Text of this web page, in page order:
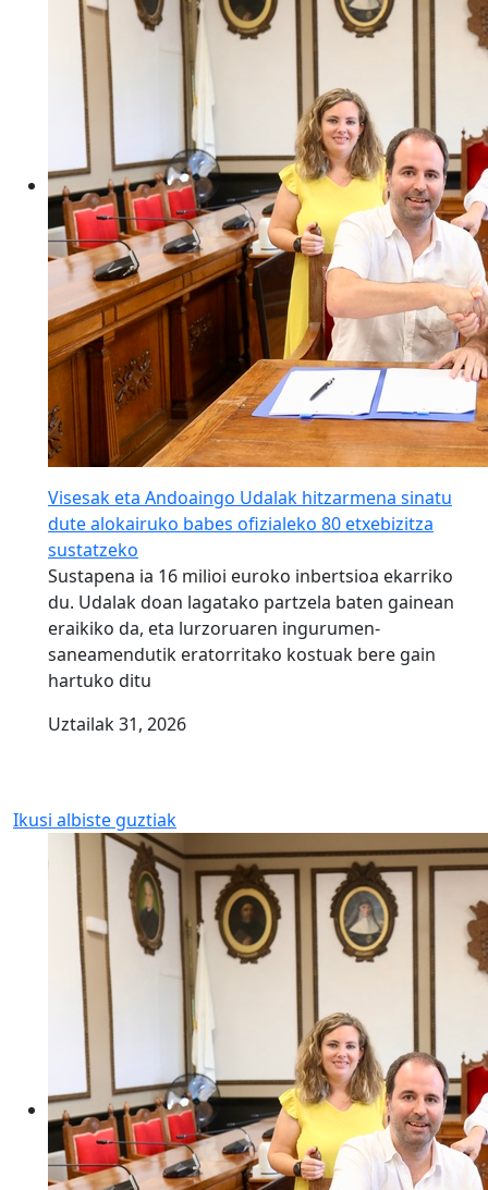
Visesak eta Andoaingo Udalak hitzarmena sinatu
dute alokairuko babes ofizialeko 80 etxebizitza
sustatzeko
Sustapena ia 16 milioi euroko inbertsioa ekarriko
du. Udalak doan lagatako partzela baten gainean
eraikiko da, eta lurzoruaren ingurumen-
saneamendutik eratorritako kostuak bere gain
hartuko ditu
Uztailak 31, 2026
Ikusi albiste guztiak